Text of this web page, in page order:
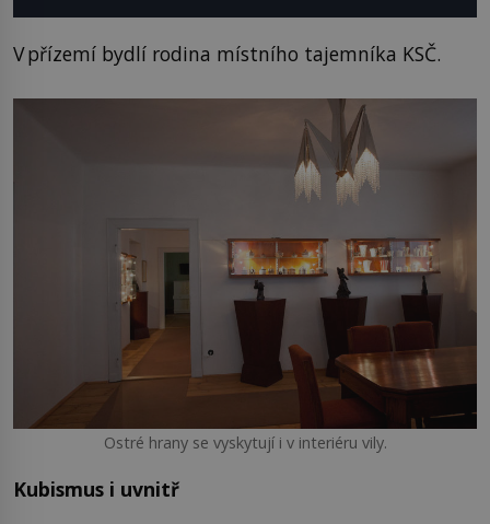
V přízemí bydlí rodina místního tajemníka KSČ.
Ostré hrany se vyskytují i v interiéru vily.
Kubismus i uvnitř